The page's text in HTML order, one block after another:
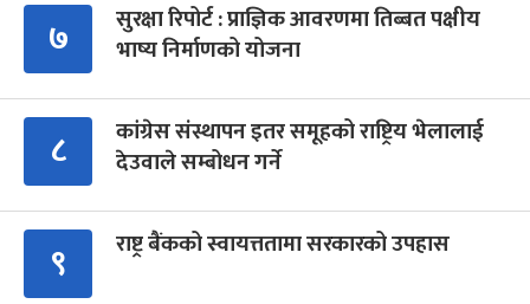
७
सुरक्षा रिपोर्ट : प्राज्ञिक आवरणमा तिब्बत पक्षीय
भाष्य निर्माणको योजना
८
कांग्रेस संस्थापन इतर समूहको राष्ट्रिय भेलालाई
देउवाले सम्बोधन गर्ने
९ राष्ट्र बैंकको स्वायत्ततामा सरकारको उपहास